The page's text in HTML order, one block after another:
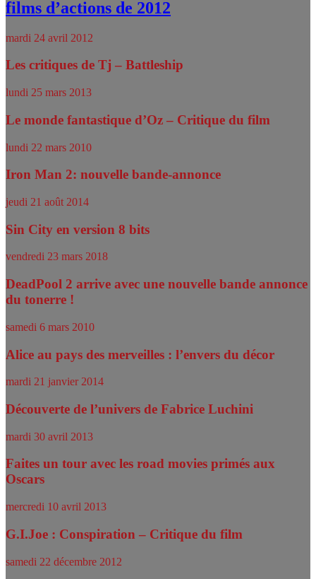
films d’actions de 2012
mardi 24 avril 2012
Les critiques de Tj – Battleship
lundi 25 mars 2013
Le monde fantastique d’Oz – Critique du film
lundi 22 mars 2010
Iron Man 2: nouvelle bande-annonce
jeudi 21 août 2014
Sin City en version 8 bits
vendredi 23 mars 2018
DeadPool 2 arrive avec une nouvelle bande annonce
du tonerre !
samedi 6 mars 2010
Alice au pays des merveilles : l’envers du décor
mardi 21 janvier 2014
Découverte de l’univers de Fabrice Luchini
mardi 30 avril 2013
Faites un tour avec les road movies primés aux
Oscars
mercredi 10 avril 2013
G.I.Joe : Conspiration – Critique du film
samedi 22 décembre 2012